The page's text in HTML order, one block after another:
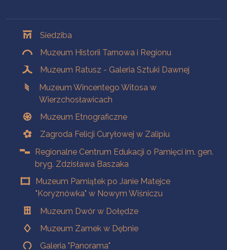
Siedziba
Muzeum Historii Tarnowa i Regionu
Muzeum Ratusz - Galeria Sztuki Dawnej
Muzeum Wincentego Witosa w
Wierzchosławicach
Muzeum Etnograficzne
Zagroda Felicji Curyłowej w Zalipiu
Regionalne Centrum Edukacji o Pamięci im. gen.
bryg. Zdzisława Baszaka
Muzeum Pamiątek po Janie Matejce
"Koryznówka" w Nowym Wiśniczu
Muzeum Dwór w Dołędze
Muzeum Zamek w Dębnie
Galeria "Panorama"